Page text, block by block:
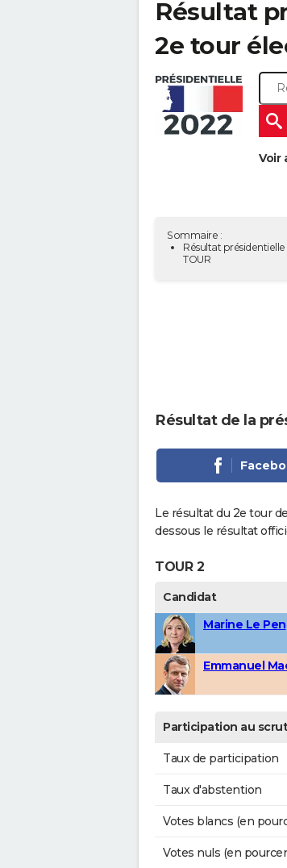
Résultat
2e tour
Voir
Sommaire :
Résultat
TOUR
Résultat de la
Le résultat du 2e tour
dessous le résultat
TOUR 2
Candidat
Marine Le Pen
Emmanuel
Participation au
Taux de participation
Taux d'abstention
Votes blancs (en
Votes nuls (en